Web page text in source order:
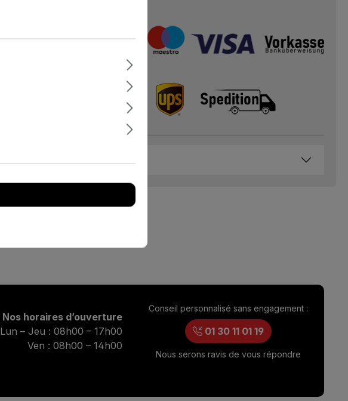
Nos horaires d’ouverture
Lun – Jeu : 08h00 – 17h00
Ven : 08h00 – 14h00
Conseil personnalisé sans engagement :
01 30 11 01 19
Nous serons ravis de vous répondre